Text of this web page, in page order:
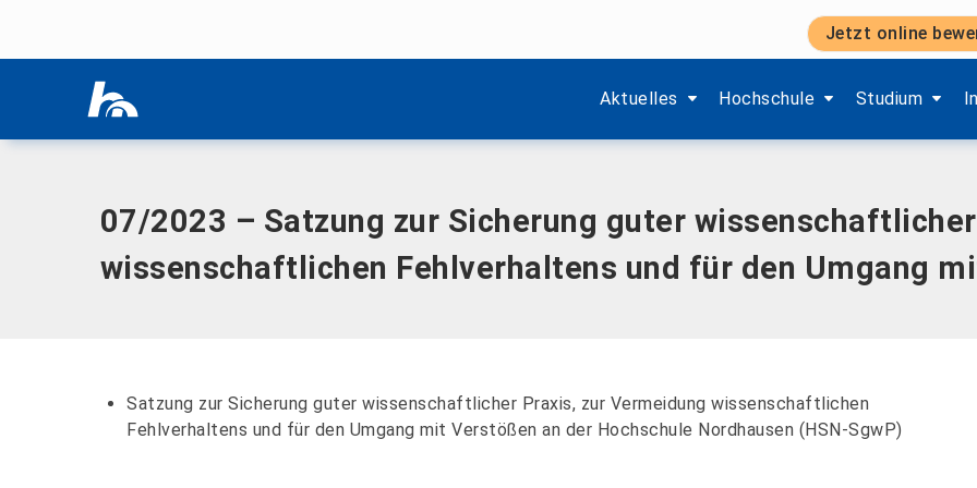
Jetzt online
Aktuelles
Zeige Menü-Unterpunkte von 'Aktuelles'.
Hochschule
Zeige Menü-Unterpunkte von
Studium
Zeige Menü-
Home|Dokumente|07/2023 – Satzung zur Sicherung guter wissenschaftlicher Praxis, zur Vermeidung
(HSN-SgwP)
07/2023 – Satzung zur Sicherung guter
wissenschaftlichen Fehlverhaltens und für den Umgang
Satzung zur Sicherung guter wissenschaftlicher Praxis, zur Vermeidung wissenschaftlichen
Fehlverhaltens und für den Umgang mit Verstößen an der Hochschule Nordhausen (HSN-SgwP)